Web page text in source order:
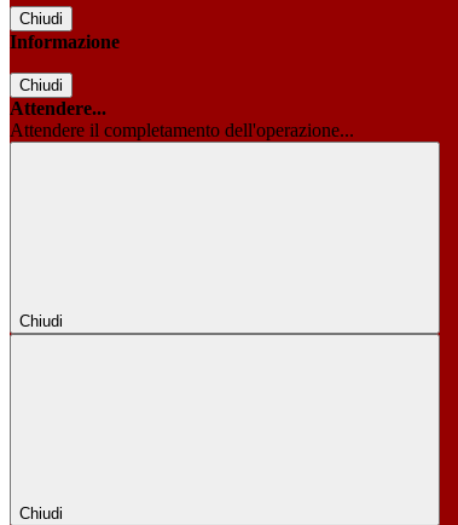
Chiudi
Informazione
Chiudi
Attendere...
Attendere il completamento dell'operazione...
Chiudi
Chiudi